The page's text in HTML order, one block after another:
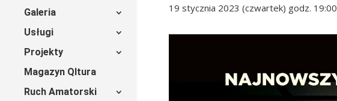
Galeria
Usługi
Projekty
Magazyn Qltura
Ruch Amatorski
19 stycznia 2023 (czwartek) godz. 19:00